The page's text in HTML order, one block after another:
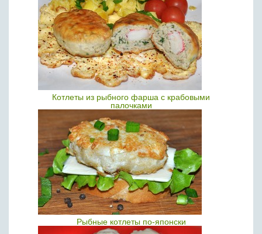
Котлеты из рыбного фарша с крабовыми
палочками
Рыбные котлеты по-японски